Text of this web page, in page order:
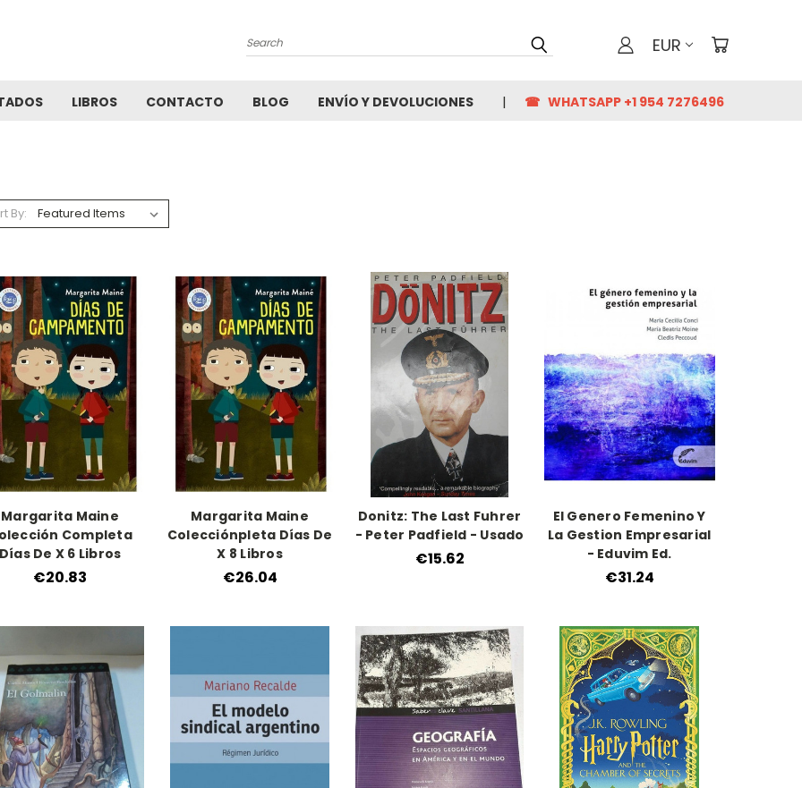
Search EUR
LIBROS CONTACTO BLOG ENVÍO Y DEVOLUCIONES ☎ WHATSAPP +1 954 7276496
By:
Margarita Maine
Completa
De X 6 Libros
€20.83
Margarita Maine
Colecciónpleta Días De
X 8 Libros
€26.04
Donitz: The Last Fuhrer
- Peter Padfield - Usado
€15.62
El Genero Femenino Y
La Gestion Empresarial
- Eduvim Ed.
€31.24